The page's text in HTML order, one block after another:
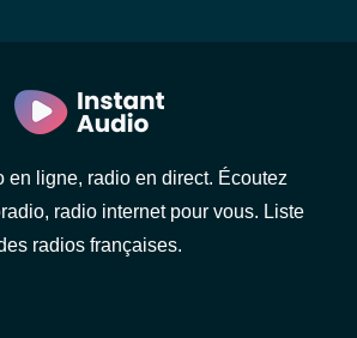
en ligne, radio en direct. Écoutez
radio internet pour vous. Liste
radios françaises.